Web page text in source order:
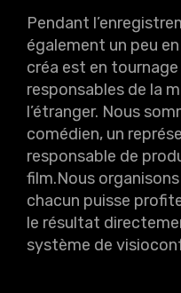
Pendant
également un peu
créa est en tournage
responsables de la
l’étranger. Nous
comédien, un
responsable de
film.Nous
chacun puisse
le résultat
système de